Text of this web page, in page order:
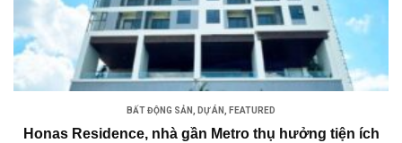
BẤT ĐỘNG SẢN, DỰ ÁN, FEATURED
Honas Residence, nhà gần Metro thụ hưởng tiện ích